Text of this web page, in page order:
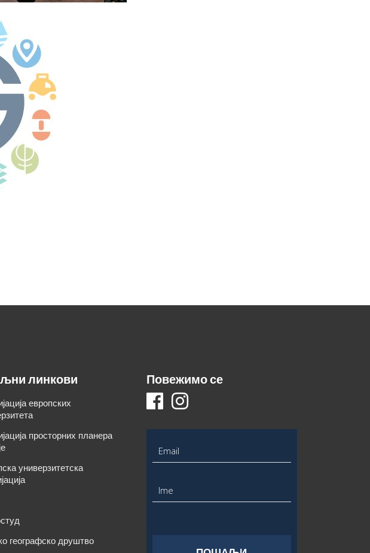
линкови
европских
просторних планера
универзитетска
географско друштво
Повежимо се